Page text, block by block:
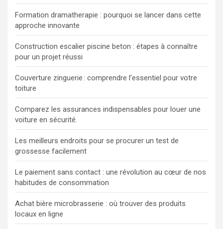
Formation dramatherapie : pourquoi se lancer dans cette
approche innovante
Construction escalier piscine beton : étapes à connaître
pour un projet réussi
Couverture zinguerie : comprendre l’essentiel pour votre
toiture
Comparez les assurances indispensables pour louer une
voiture en sécurité.
Les meilleurs endroits pour se procurer un test de
grossesse facilement
Le paiement sans contact : une révolution au cœur de nos
habitudes de consommation
Achat bière microbrasserie : où trouver des produits
locaux en ligne